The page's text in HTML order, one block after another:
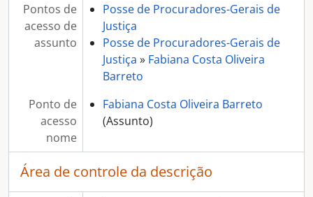
Pontos de
acesso de
assunto
Posse de Procuradores-Gerais de
Justiça
Posse de Procuradores-Gerais de
Justiça » Fabiana Costa Oliveira
Barreto
Ponto de
acesso
nome
Fabiana Costa Oliveira Barreto
(Assunto)
Área de controle da descrição